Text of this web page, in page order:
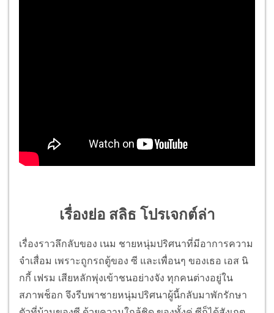
เรื่องย่อ สลิธ โปรเจกต์ล่า
เรื่องราวลึกลับของ เนม ชายหนุ่มปริศนาที่มีอาการความ
จำเสื่อม เพราะถูกรถตู้ของ ซี และเพื่อนๆ ของเธอ เอส นิ
กกี้ เฟรม เสียหลักพุ่งเข้าชนอย่างจัง ทุกคนต่างอยู่ใน
สภาพช็อก จึงรีบพาชายหนุ่มปริศนาผู้นี้กลับมาพักรักษา